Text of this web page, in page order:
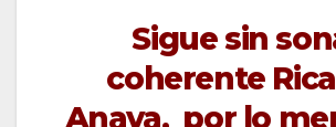
Sigue sin
coherente
Anaya, por lo